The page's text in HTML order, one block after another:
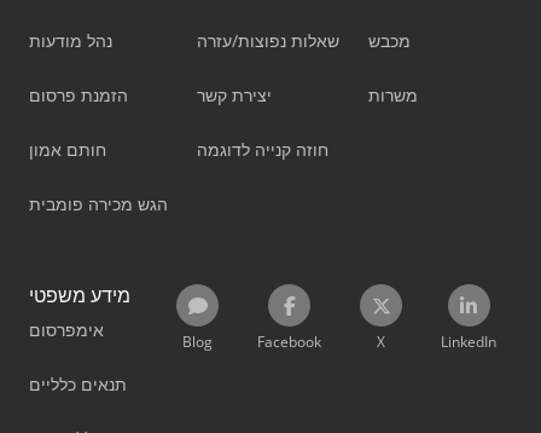
נהל מודעות
הזמנת פרסום
חותם אמון
הגש מכירה פומבית
שאלות נפוצות/עזרה
יצירת קשר
חוזה קנייה לדוגמה
מכבש
משרות
מידע משפטי
אימפרסום
תנאים כלליים
Blog Facebook X LinkedIn